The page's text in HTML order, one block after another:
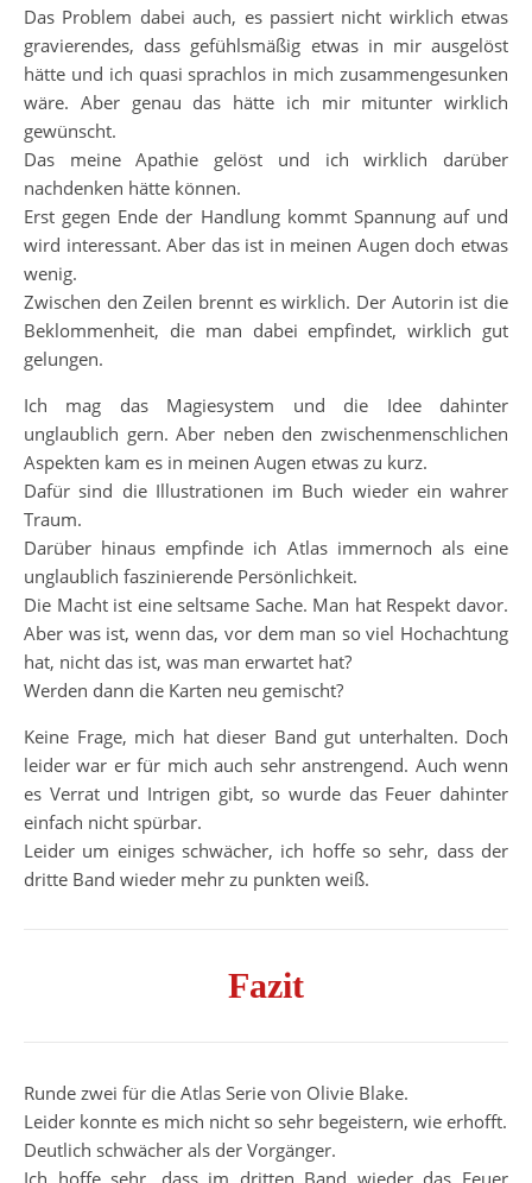
Das Problem dabei auch, es passiert nicht wirklich etwas
gravierendes, dass gefühlsmäßig etwas in mir ausgelöst
hätte und ich quasi sprachlos in mich zusammengesunken
wäre. Aber genau das hätte ich mir mitunter wirklich
gewünscht.
Das meine Apathie gelöst und ich wirklich darüber
nachdenken hätte können.
Erst gegen Ende der Handlung kommt Spannung auf und
wird interessant. Aber das ist in meinen Augen doch etwas
wenig.
Zwischen den Zeilen brennt es wirklich. Der Autorin ist die
Beklommenheit, die man dabei empfindet, wirklich gut
gelungen.
Ich mag das Magiesystem und die Idee dahinter
unglaublich gern. Aber neben den zwischenmenschlichen
Aspekten kam es in meinen Augen etwas zu kurz.
Dafür sind die Illustrationen im Buch wieder ein wahrer
Traum.
Darüber hinaus empfinde ich Atlas immernoch als eine
unglaublich faszinierende Persönlichkeit.
Die Macht ist eine seltsame Sache. Man hat Respekt davor.
Aber was ist, wenn das, vor dem man so viel Hochachtung
hat, nicht das ist, was man erwartet hat?
Werden dann die Karten neu gemischt?
Keine Frage, mich hat dieser Band gut unterhalten. Doch
leider war er für mich auch sehr anstrengend. Auch wenn
es Verrat und Intrigen gibt, so wurde das Feuer dahinter
einfach nicht spürbar.
Leider um einiges schwächer, ich hoffe so sehr, dass der
dritte Band wieder mehr zu punkten weiß.
Fazit
Runde zwei für die Atlas Serie von Olivie Blake.
Leider konnte es mich nicht so sehr begeistern, wie erhofft.
Deutlich schwächer als der Vorgänger.
Ich hoffe sehr, dass im dritten Band wieder das Feuer